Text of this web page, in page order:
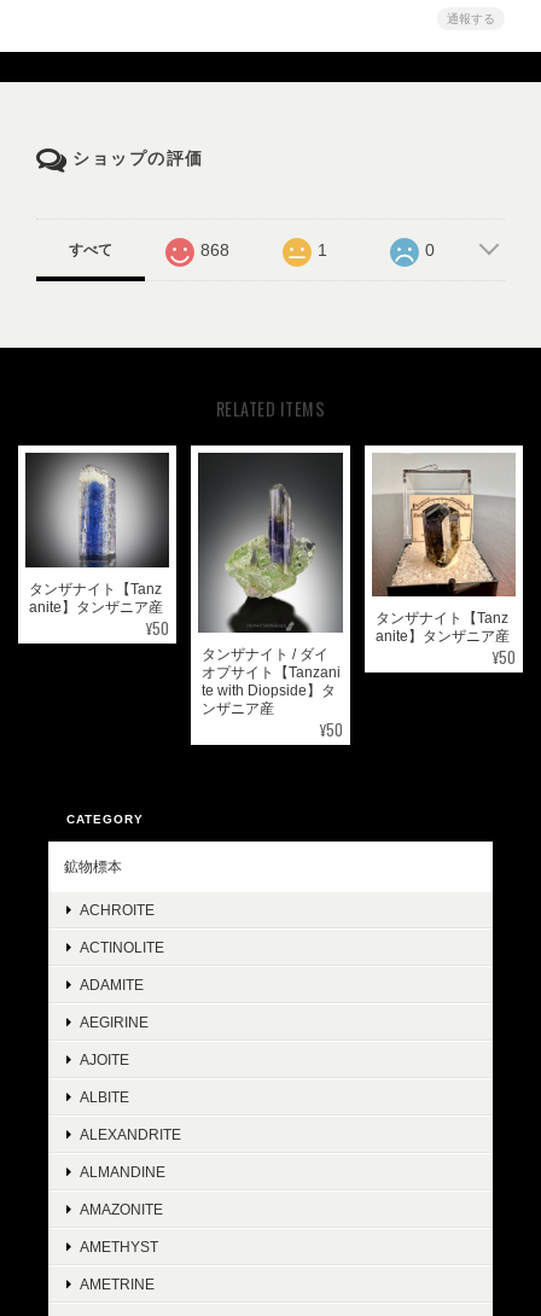
通報する
ショップの評価
すべて 868 1 0
RELATED ITEMS
タンザナイト【Tanz
anite】タンザニア産
¥50
タンザナイト / ダイ
オプサイト【Tanzani
te with Diopside】タ
ンザニア産
¥50
タンザナイト【Tanz
anite】タンザニア産
¥50
CATEGORY
鉱物標本
ACHROITE
ACTINOLITE
ADAMITE
AEGIRINE
AJOITE
ALBITE
ALEXANDRITE
ALMANDINE
AMAZONITE
AMETHYST
AMETRINE